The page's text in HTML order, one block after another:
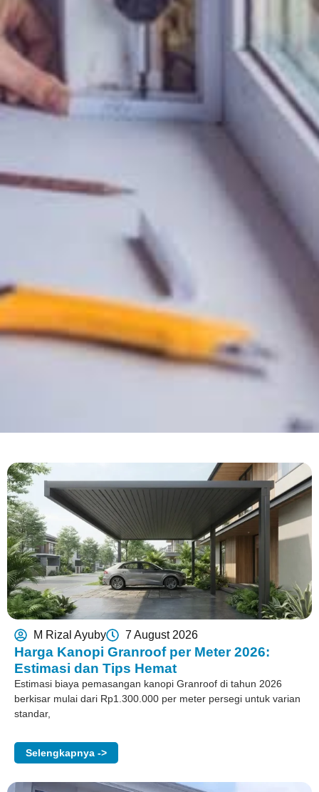
M Rizal Ayuby 7 August 2026
Harga Kanopi Granroof per Meter 2026:
Estimasi dan Tips Hemat
Estimasi biaya pemasangan kanopi Granroof di tahun 2026
berkisar mulai dari Rp1.300.000 per meter persegi untuk varian
standar,
Selengkapnya ->